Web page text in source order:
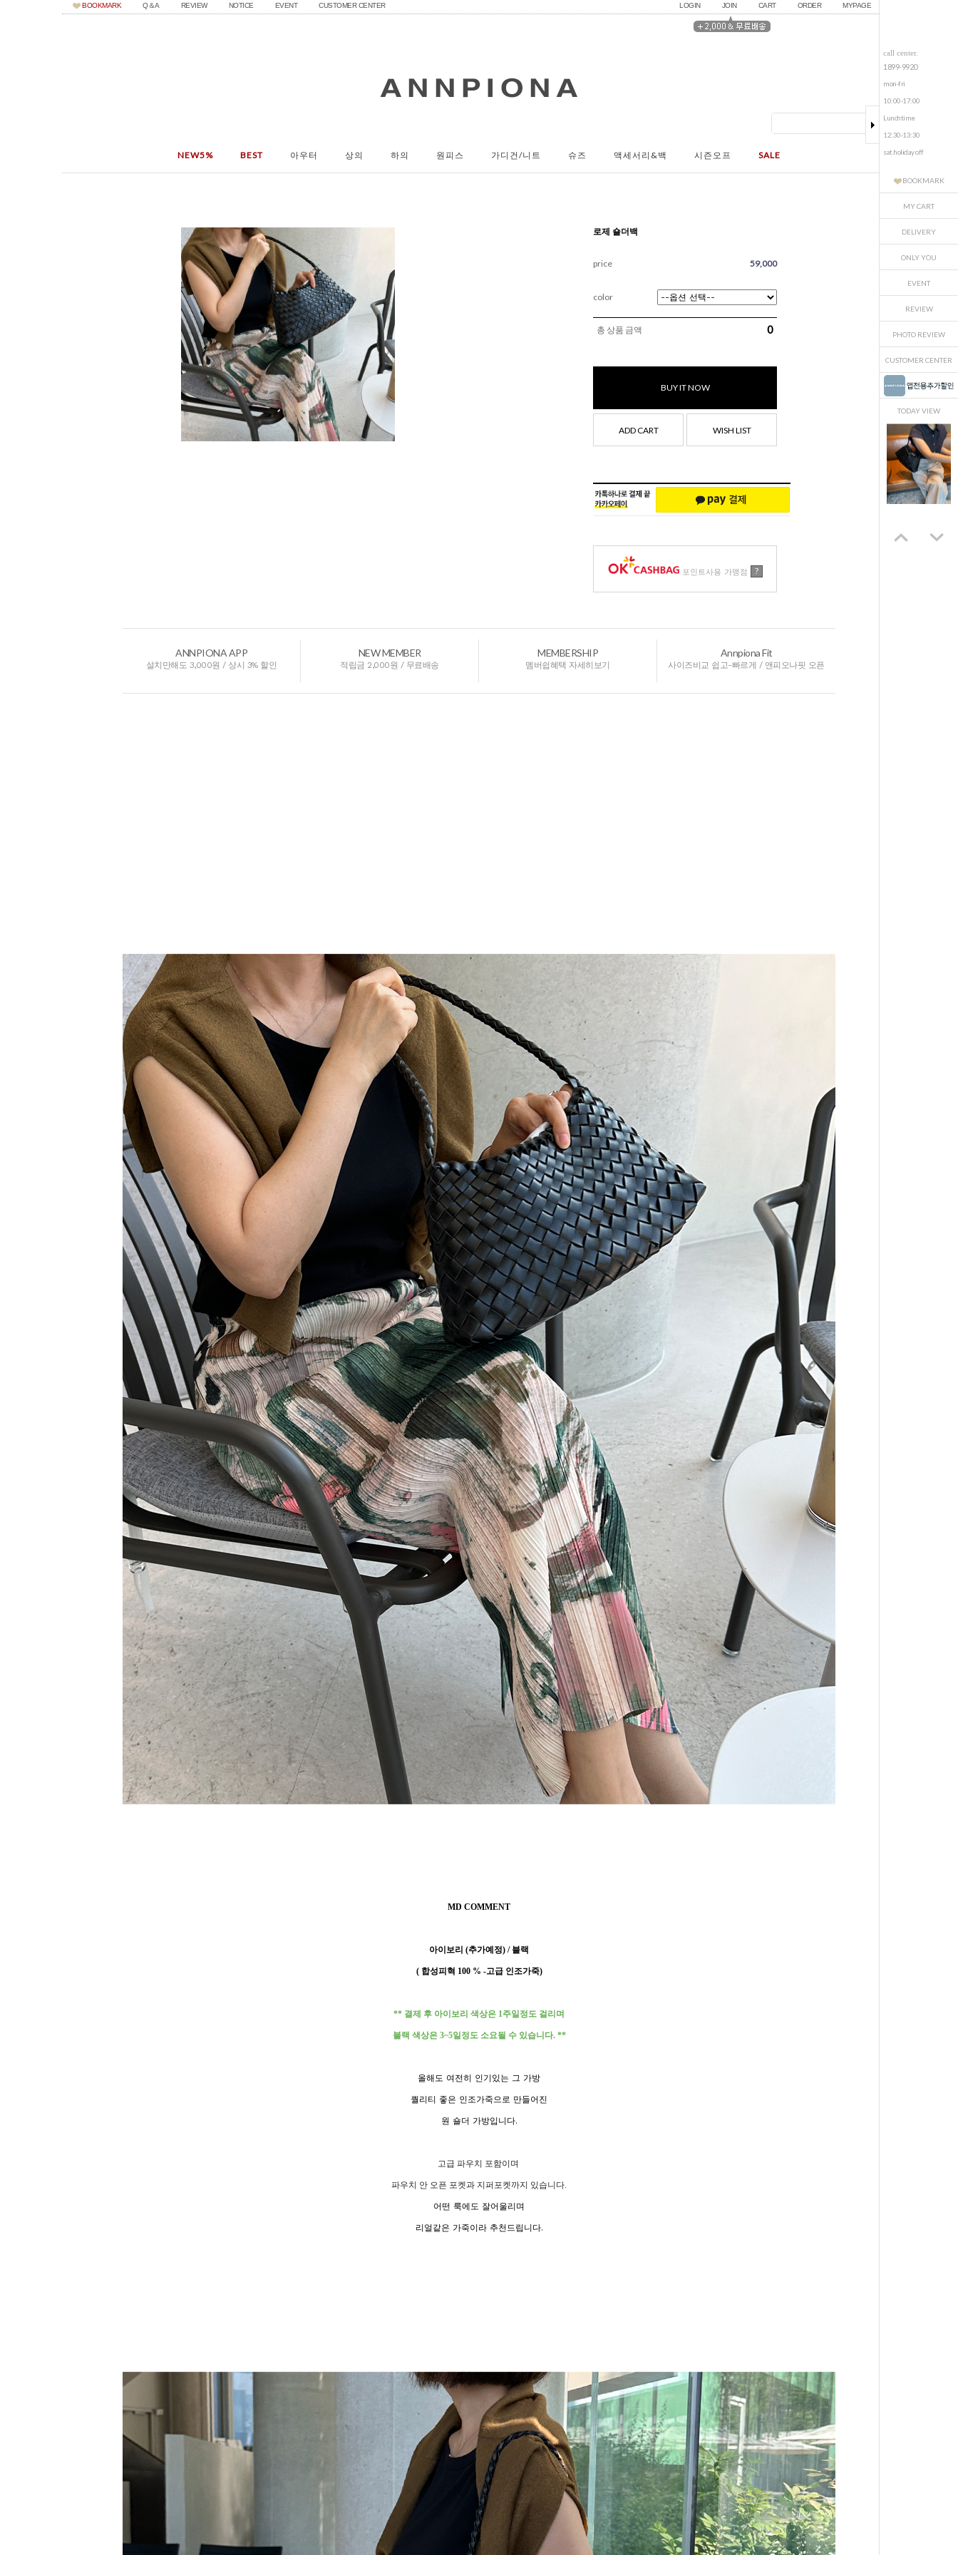
BOOKMARK Q＆A REVIEW NOTICE EVENT CUSTOMER CENTER LOGIN JOIN CART ORDER MYPAGE
NEW5% BEST 아우터 상의 하의 원피스 가디건/니트 슈즈 액세서리&백 시즌오프 SALE
call center.
1899-9920
mon-fri
10:00-17:00
Lunchtime
12:30-13:30
sat.holiday off
BOOKMARK
MY CART
DELIVERY
ONLY YOU
EVENT
REVIEW
PHOTO REVIEW
CUSTOMER CENTER
TODAY VIEW
로제 숄더백
price 59,000
color
총 상품 금액 0
BUY IT NOW
ADD CART WISH LIST
포인트사용 가맹점 ?
ANNPIONA APP
설치만해도 3,000원 / 상시 3% 할인
NEW MEMBER
적립금 2,000원 / 무료배송
MEMBERSHIP
멤버쉽혜택 자세히보기
Annpiona Fit
사이즈비교 쉽고-빠르게 / 앤피오나핏 오픈
MD COMMENT
아이보리 (추가예정) / 블랙
( 합성피혁 100 % -고급 인조가죽)
** 결제 후 아이보리 색상은 1주일정도 걸리며
블랙 색상은 3~5일정도 소요될 수 있습니다. **
올해도 여전히 인기있는 그 가방
퀄리티 좋은 인조가죽으로 만들어진
원 숄더 가방입니다.
고급 파우치 포함이며
파우치 안 오픈 포켓과 지퍼포켓까지 있습니다.
어떤 룩에도 잘어울리며
리얼같은 가죽이라 추천드립니다.